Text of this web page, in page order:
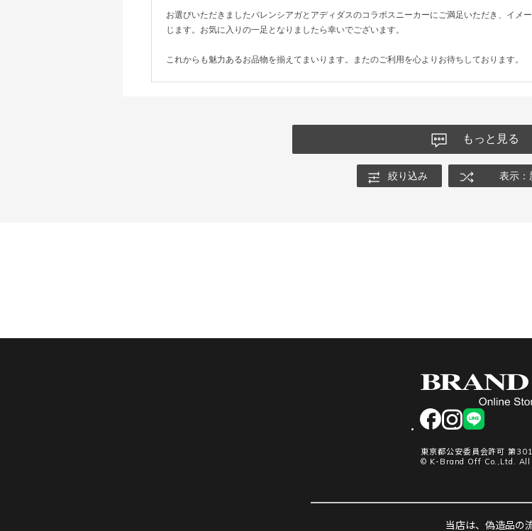
お選びいただきましたバレンシアガとアディダスのコラボスニーカーにご満足いただき、イメ
じます。お気に入りの一足となりましたら幸いでございます。
これからも魅力あるお品物を揃えてまいります。またのご利用を心よりお待ちしております。
もっと見る
絞り込み 表示：
facebookinstagram
LINE
東京都公安委員会許可 第
© K-Brand Off Co.,Ltd. All
当店は、偽造品の